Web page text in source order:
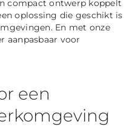
compact ontwerp koppelt
oplossing die geschikt is
En met onze
aanpasbaar voor
een